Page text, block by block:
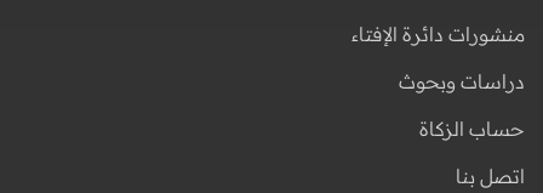
منشورات دائرة الإفتاء
دراسات وبحوث
حساب الزكاة
اتصل بنا